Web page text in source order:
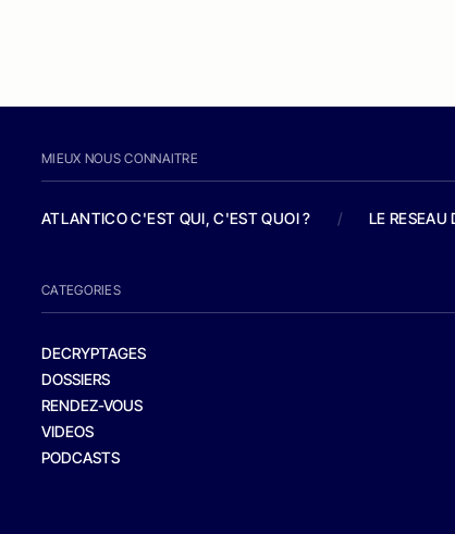
MIEUX NOUS CONNAITRE
ATLANTICO C'EST QUI, C'EST QUOI ? / LE
CATEGORIES
DECRYPTAGES
DOSSIERS
RENDEZ-VOUS
VIDEOS
PODCASTS